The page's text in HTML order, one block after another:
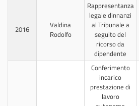
2016
Valdina
Rodolfo
Rappresentanza
legale dinnanzi
al Tribunale a
seguito del
ricorso da
dipendente
Conferimento
incarico
prestazione di
lavoro